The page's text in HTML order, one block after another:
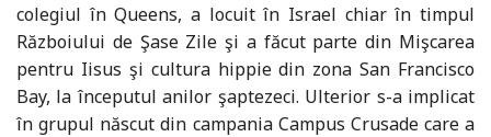
colegiul în Queens, a locuit în Israel chiar în timpul
Războiului de Şase Zile şi a făcut parte din Mişcarea
pentru Iisus şi cultura hippie din zona San Francisco
Bay, la începutul anilor şaptezeci. Ulterior s-a implicat
în grupul născut din campania Campus Crusade care a